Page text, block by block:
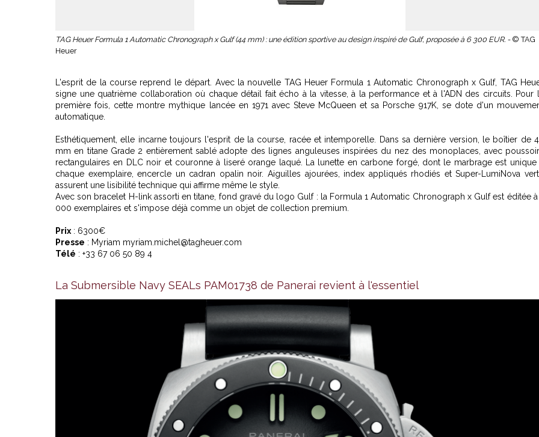
TAG Heuer Formula 1 Automatic Chronograph x Gulf (44 mm) : une édition sportive au design inspiré de Gulf, proposée à 6 300 EUR. - © TAG
Heuer
L'esprit de la course reprend le départ. Avec la nouvelle TAG Heuer Formula 1 Automatic Chronograph x Gulf, TAG
signe une quatrième collaboration où chaque détail fait écho à la vitesse, à la performance et à l'ADN des circuits. Pour
première fois, cette montre mythique lancée en 1971 avec Steve McQueen et sa Porsche 917K, se dote d'un
automatique.
Esthétiquement, elle incarne toujours l'esprit de la course, racée et intemporelle. Dans sa dernière version, le boîtier de
mm en titane Grade 2 entièrement sablé adopte des lignes anguleuses inspirées du nez des monoplaces, avec
rectangulaires en DLC noir et couronne à liseré orange laqué. La lunette en carbone forgé, dont le marbrage est unique
chaque exemplaire, encercle un cadran opalin noir. Aiguilles ajourées, index appliqués rhodiés et Super-LumiNova
assurent une lisibilité technique qui affirme même le style.
Avec son bracelet H-link assorti en titane, fond gravé du logo Gulf : la Formula 1 Automatic Chronograph x Gulf est éditée à
000 exemplaires et s'impose déjà comme un objet de collection premium.
Prix : 6300€
Presse : Myriam myriam.michel@tagheuer.com
Télé : +33 67 06 50 89 4
La Submersible Navy SEALs PAM01738 de Panerai revient à l'essentiel